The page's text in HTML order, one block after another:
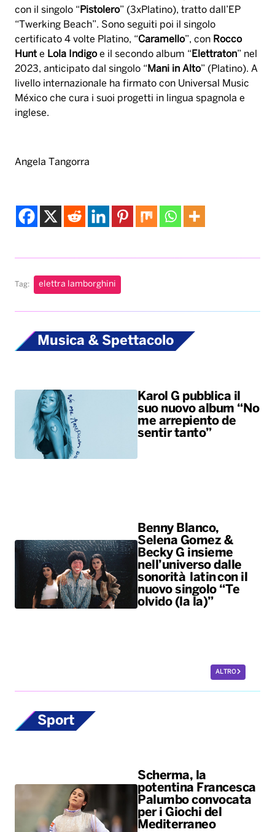
con il singolo “ Pistolero” (3xPlatino), tratto dall’EP
“Twerking Beach”. Sono seguiti poi il singolo
certificato 4 volte Platino, “Caramello”, con Rocco
Hunt e Lola Indigoe il secondo album “ Elettraton” nel
2023, anticipato dal singolo “ Mani in Alto” (Platino). A
livello internazionale ha firmato con Universal Music
México che cura i suoi progetti in lingua spagnola e
inglese.
Angela Tangorra
Tag: elettra lamborghini
Musica & Spettacolo
Karol G pubblica il
suo nuovo album “No
me arrepiento de
sentir tanto”
Benny Blanco,
Selena Gomez &
Becky G insieme
nell’universo dalle
sonorità latin con il
nuovo singolo “Te
olvido (la la)”
ALTRO
Sport
Scherma, la
potentina Francesca
Palumbo convocata
per i Giochi del
Mediterraneo